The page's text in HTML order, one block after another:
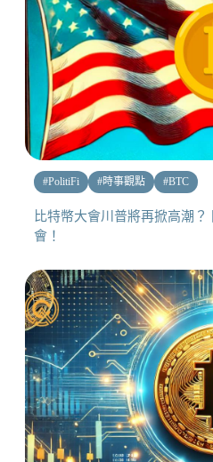
#PolitiFi #時事觀點 #BTC
比特幣大會川普將再掀高潮
會！